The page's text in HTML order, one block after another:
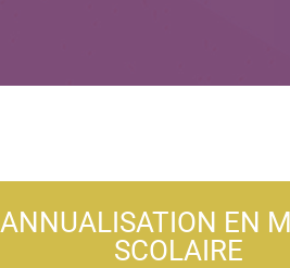
ANNUALISATION EN
SCOLAIRE